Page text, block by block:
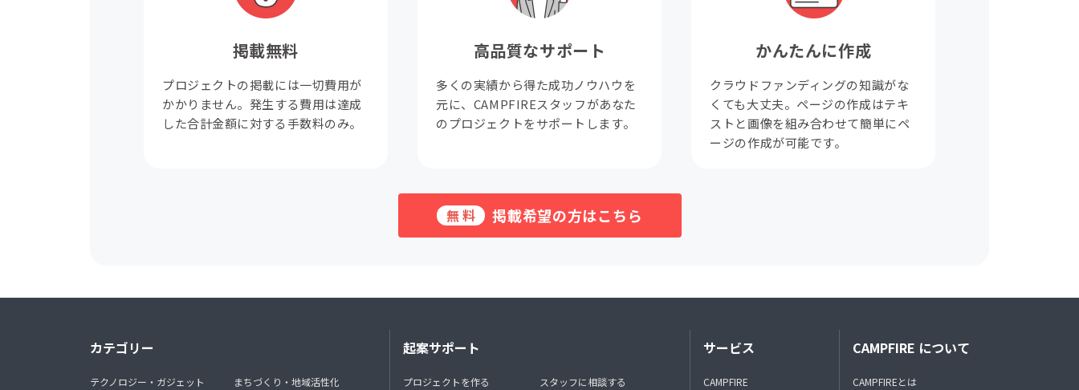
掲載無料
プロジェクトの掲載には一切費用が
かかりません。発生する費用は達成
した合計金額に対する手数料のみ。
高品質なサポート
多くの実績から得た成功ノウハウを
元に、CAMPFIREスタッフがあなた
のプロジェクトをサポートします。
かんたんに作成
クラウドファンディングの知識がな
くても大丈夫。ページの作成はテキ
ストと画像を組み合わせて簡単にペ
ージの作成が可能です。
無料 掲載希望の方はこちら
カテゴリー
テクノロジー・ガジェット
まちづくり・地域活性化
起案サポート
プロジェクトを作る
スタッフに相談する
サービス
CAMPFIRE
CAMPFIRE について
CAMPFIREとは